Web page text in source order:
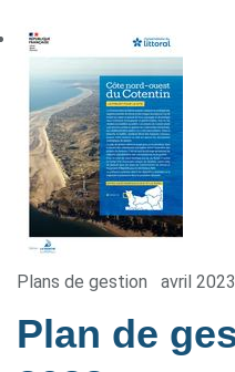
Plans de gestion avril 2023
Plan de